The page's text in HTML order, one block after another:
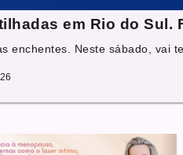
em Rio do
enchentes. Neste sábado, vai